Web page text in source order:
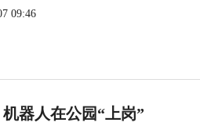
09:46
器人在公园“上岗”